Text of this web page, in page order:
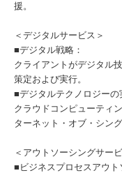
援。
＜デジタルサービス＞
■デジタル戦略：
クライアントがデジタル
策定および実行。
■デジタルテクノロジーの
クラウドコンピューティ
ターネット・オブ・シン
＜アウトソーシングサー
■ビジネスプロセスアウト